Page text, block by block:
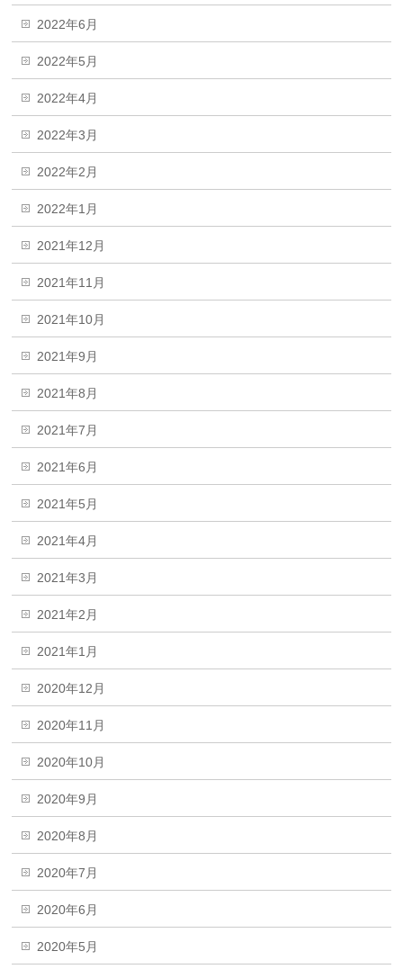
2022年6月
2022年5月
2022年4月
2022年3月
2022年2月
2022年1月
2021年12月
2021年11月
2021年10月
2021年9月
2021年8月
2021年7月
2021年6月
2021年5月
2021年4月
2021年3月
2021年2月
2021年1月
2020年12月
2020年11月
2020年10月
2020年9月
2020年8月
2020年7月
2020年6月
2020年5月